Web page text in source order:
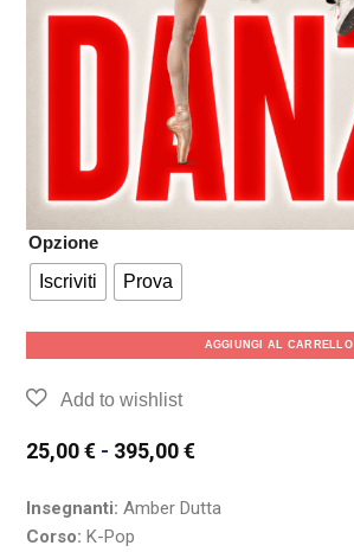
Opzione
Iscriviti
Prova
AGGIUNGI AL CARRELLO
25,00€ - 395,00€
Insegnanti: Amber Dutta
Corso: K-Pop